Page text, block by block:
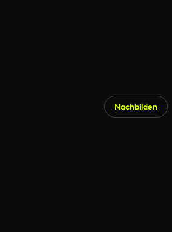
Nachbilden